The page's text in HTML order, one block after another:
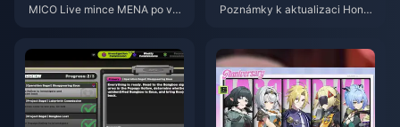
MICO Live mince MENA po ver
Poznámky k aktualizaci Honor